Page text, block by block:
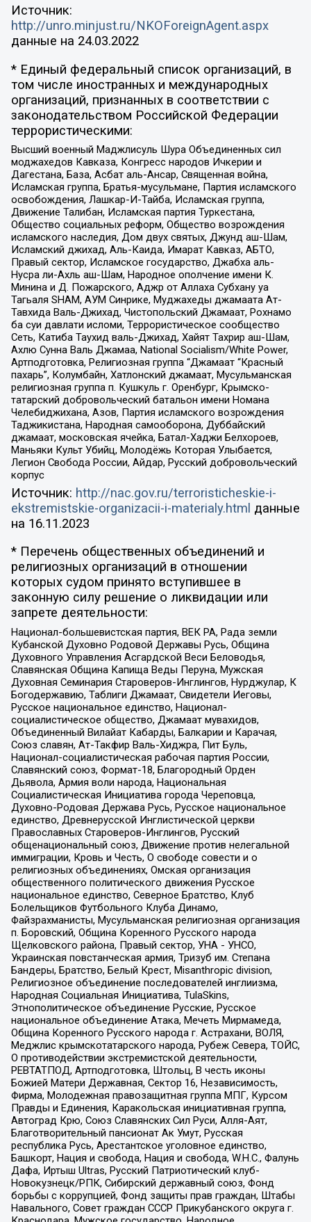
Источник:
http://unro.minjust.ru/NKOForeignAgent.aspx
данные на 24.03.2022
* Единый федеральный список организаций, в
том числе иностранных и международных
организаций, признанных в соответствии с
законодательством Российской Федерации
террористическими:
Высший военный Маджлисуль Шура Объединенных сил
моджахедов Кавказа, Конгресс народов Ичкерии и
Дагестана, База, Асбат аль-Ансар, Священная война,
Исламская группа, Братья-мусульмане, Партия исламского
освобождения, Лашкар-И-Тайба, Исламская группа,
Движение Талибан, Исламская партия Туркестана,
Общество социальных реформ, Общество возрождения
исламского наследия, Дом двух святых, Джунд аш-Шам,
Исламский джихад, Аль-Каида, Имарат Кавказ, АБТО,
Правый сектор, Исламское государство, Джабха аль-
Нусра ли-Ахль аш-Шам, Народное ополчение имени К.
Минина и Д. Пожарского, Аджр от Аллаха Субхану уа
Тагьаля SHAM, АУМ Синрике, Муджахеды джамаата Ат-
Тавхида Валь-Джихад, Чистопольский Джамаат, Рохнамо
ба суи давлати исломи, Террористическое сообщество
Сеть, Катиба Таухид валь-Джихад, Хайят Тахрир аш-Шам,
Ахлю Сунна Валь Джамаа, National Socialism/White Power,
Артподготовка, Религиозная группа “Джамаат “Красный
пахарь”, Колумбайн, Хатлонский джамаат, Мусульманская
религиозная группа п. Кушкуль г. Оренбург, Крымско-
татарский добровольческий батальон имени Номана
Челебиджихана, Азов, Партия исламского возрождения
Таджикистана, Народная самооборона, Дуббайский
джамаат, московская ячейка, Батал-Хаджи Белхороев,
Маньяки Культ Убийц, Молодёжь Которая Улыбается,
Легион Свобода России, Айдар, Русский добровольческий
корпус
Источник: http://nac.gov.ru/terroristicheskie-i-
ekstremistskie-organizacii-i-materialy.html данные
на 16.11.2023
* Перечень общественных объединений и
религиозных организаций в отношении
которых судом принято вступившее в
законную силу решение о ликвидации или
запрете деятельности:
Национал-большевистская партия, ВЕК РА, Рада земли
Кубанской Духовно Родовой Державы Русь, Община
Духовного Управления Асгардской Веси Беловодья,
Славянская Община Капища Веды Перуна, Мужская
Духовная Семинария Староверов-Инглингов, Нурджулар, К
Богодержавию, Таблиги Джамаат, Свидетели Иеговы,
Русское национальное единство, Национал-
социалистическое общество, Джамаат мувахидов,
Объединенный Вилайат Кабарды, Балкарии и Карачая,
Союз славян, Ат-Такфир Валь-Хиджра, Пит Буль,
Национал-социалистическая рабочая партия России,
Славянский союз, Формат-18, Благородный Орден
Дьявола, Армия воли народа, Национальная
Социалистическая Инициатива города Череповца,
Духовно-Родовая Держава Русь, Русское национальное
единство, Древнерусской Инглистической церкви
Православных Староверов-Инглингов, Русский
общенациональный союз, Движение против нелегальной
иммиграции, Кровь и Честь, О свободе совести и о
религиозных объединениях, Омская организация
общественного политического движения Русское
национальное единство, Северное Братство, Клуб
Болельщиков Футбольного Клуба Динамо,
Файзрахманисты, Мусульманская религиозная организация
п. Боровский, Община Коренного Русского народа
Щелковского района, Правый сектор, УНА - УНСО,
Украинская повстанческая армия, Тризуб им. Степана
Бандеры, Братство, Белый Крест, Misanthropic division,
Религиозное объединение последователей инглиизма,
Народная Социальная Инициатива, TulaSkins,
Этнополитическое объединение Русские, Русское
национальное объединение Атака, Мечеть Мирмамеда,
Община Коренного Русского народа г. Астрахани, ВОЛЯ,
Меджлис крымскотатарского народа, Рубеж Севера, ТОЙС,
О противодействии экстремистской деятельности,
РЕВТАТПОД, Артподготовка, Штольц, В честь иконы
Божией Матери Державная, Сектор 16, Независимость,
Фирма, Молодежная правозащитная группа МПГ, Курсом
Правды и Единения, Каракольская инициативная группа,
Автоград Крю, Союз Славянских Сил Руси, Алля-Аят,
Благотворительный пансионат Ак Умут, Русская
республика Русь, Арестантское уголовное единство,
Башкорт, Нация и свобода, Нация и свобода, W.H.С., Фалунь
Дафа, Иртыш Ultras, Русский Патриотический клуб-
Новокузнецк/РПК, Сибирский державный союз, Фонд
борьбы с коррупцией, Фонд защиты прав граждан, Штабы
Навального, Совет граждан СССР Прикубанского округа г.